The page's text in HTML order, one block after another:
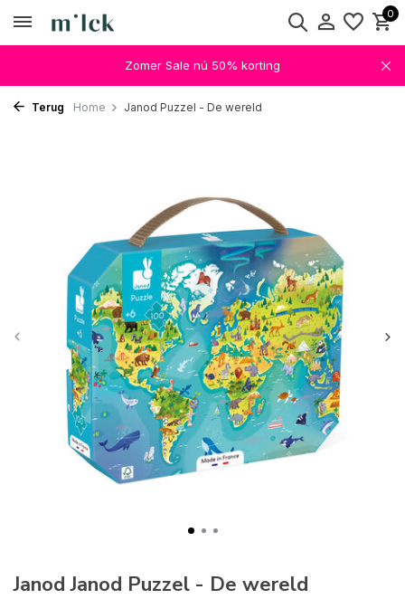
0
Zomer Sale nú 50% korting
Terug Home Janod Puzzel - De wereld
Janod Janod Puzzel - De wereld